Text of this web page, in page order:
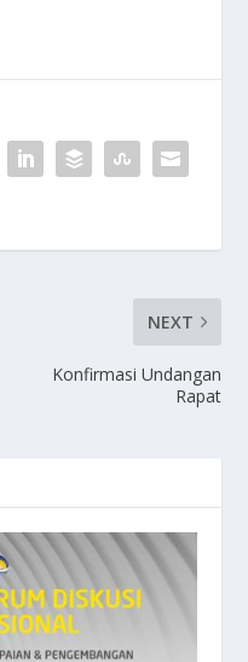
NEXT
Konfirmasi Undangan
Rapat